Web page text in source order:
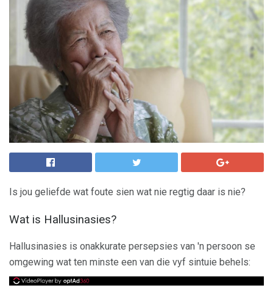
Is jou geliefde wat foute sien wat nie regtig daar is nie?
Wat is Hallusinasies?
Hallusinasies is onakkurate persepsies van 'n persoon se
omgewing wat ten minste een van die vyf sintuie behels: